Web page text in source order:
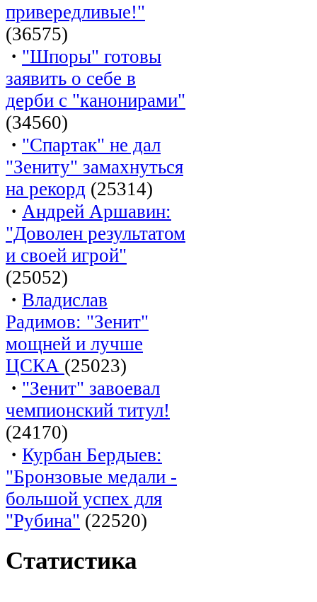
привередливые!"
(36575)
· "Шпоры" готовы
заявить о себе в
дерби с "канонирами"
(34560)
· "Спартак" не дал
"Зениту" замахнуться
на рекорд (25314)
· Андрей Аршавин:
"Доволен результатом
и своей игрой"
(25052)
· Владислав
Радимов: "Зенит"
мощней и лучше
ЦСКА (25023)
· "Зенит" завоевал
чемпионский титул!
(24170)
· Курбан Бердыев:
"Бронзовые медали -
большой успех для
"Рубина" (22520)
Статистика